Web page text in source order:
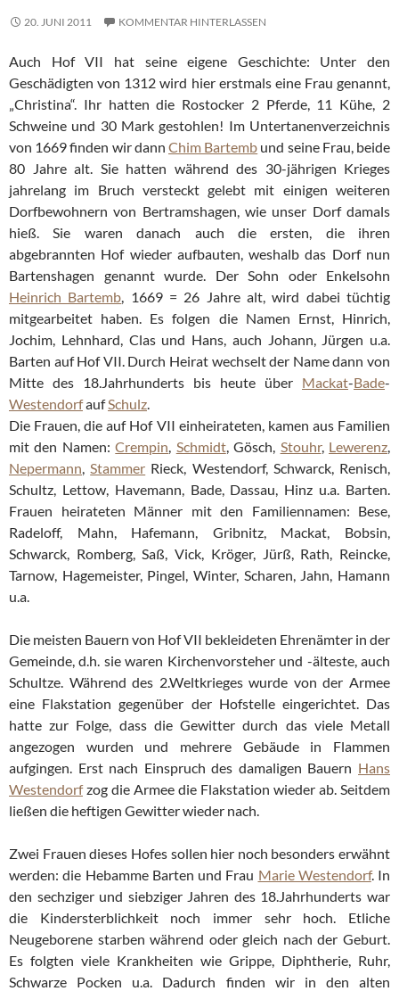
20. JUNI 2011 KOMMENTAR HINTERLASSEN
Auch Hof VII hat seine eigene Geschichte: Unter den
Geschädigten von 1312 wird hier erstmals eine Frau genannt,
„Christina“. Ihr hatten die Rostocker 2 Pferde, 11 Kühe, 2
Schweine und 30 Mark gestohlen! Im Untertanenverzeichnis
von 1669 finden wir dann Chim Bartemb und seine Frau, beide
80 Jahre alt. Sie hatten während des 30-jährigen Krieges
jahrelang im Bruch versteckt gelebt mit einigen weiteren
Dorfbewohnern von Bertramshagen, wie unser Dorf damals
hieß. Sie waren danach auch die ersten, die ihren
abgebrannten Hof wieder aufbauten, weshalb das Dorf nun
Bartenshagen genannt wurde. Der Sohn oder Enkelsohn
Heinrich Bartemb, 1669 = 26 Jahre alt, wird dabei tüchtig
mitgearbeitet haben. Es folgen die Namen Ernst, Hinrich,
Jochim, Lehnhard, Clas und Hans, auch Johann, Jürgen u.a.
Barten auf Hof VII. Durch Heirat wechselt der Name dann von
Mitte des 18.Jahrhunderts bis heute über Mackat-Bade-
WestendorfaufSchulz.
Die Frauen, die auf Hof VII einheirateten, kamen aus Familien
mit den Namen:Crempin, Schmidt, Gösch, Stouhr, Lewerenz,
Nepermann,Stammer Rieck, Westendorf, Schwarck, Renisch,
Schultz, Lettow, Havemann, Bade, Dassau, Hinz u.a. Barten.
Frauen heirateten Männer mit den Familiennamen: Bese,
Radeloff, Mahn, Hafemann, Gribnitz, Mackat, Bobsin,
Schwarck, Romberg, Saß, Vick, Kröger, Jürß, Rath, Reincke,
Tarnow, Hagemeister, Pingel, Winter, Scharen, Jahn, Hamann
u.a.
Die meisten Bauern von Hof VII bekleideten Ehrenämter in der
Gemeinde, d.h. sie waren Kirchenvorsteher und -älteste, auch
Schultze. Während des 2.Weltkrieges wurde von der Armee
eine Flakstation gegenüber der Hofstelle eingerichtet. Das
hatte zur Folge, dass die Gewitter durch das viele Metall
angezogen wurden und mehrere Gebäude in Flammen
aufgingen. Erst nach Einspruch des damaligen Bauern Hans
Westendorfzog die Armee die Flakstation wieder ab. Seitdem
ließen die heftigen Gewitter wieder nach.
Zwei Frauen dieses Hofes sollen hier noch besonders erwähnt
werden: die Hebamme Barten und Frau Marie Westendorf. In
den sechziger und siebziger Jahren des 18.Jahrhunderts war
die Kindersterblichkeit noch immer sehr hoch. Etliche
Neugeborene starben während oder gleich nach der Geburt.
Es folgten viele Krankheiten wie Grippe, Diphtherie, Ruhr,
Schwarze Pocken u.a. Dadurch finden wir in den alten